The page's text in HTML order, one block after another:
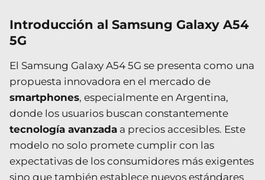
Introducción al Samsung Galaxy A54
5G
El Samsung Galaxy A54 5G se presenta como una
propuesta innovadora en el mercado de
smartphones, especialmente en Argentina,
donde los usuarios buscan constantemente
tecnología avanzada a precios accesibles. Este
modelo no solo promete cumplir con las
expectativas de los consumidores más exigentes
sino que también establece nuevos estándares